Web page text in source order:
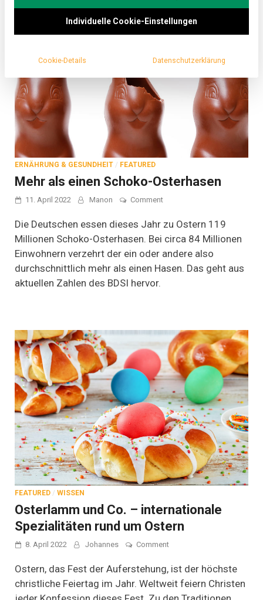
ERNÄHRUNG & GESUNDHEIT / FEATURED
Mehr als einen Schoko-Osterhasen
11. April 2022 Manon Commenton
einen
Schoko-
Osterhasen
Die Deutschen essen dieses Jahr zu Ostern 119
Millionen Schoko-Osterhasen. Bei circa 84 Millionen
Einwohnern verzehrt der ein oder andere also
durchschnittlich mehr als einen Hasen. Das geht aus
aktuellen Zahlen des BDSI hervor.
FEATURED / WISSEN
Osterlamm und Co. – internationale
Spezialitäten rund um Ostern
8. April 2022 Johannes Commenton
und
–
internationale
Ostern, das Fest der Auferstehung, ist der höchste
christliche Feiertag im Jahr. Weltweit feiern Christen
Individuelle Cookie-Einstellungen
Cookie-Details Datenschutzerklärung